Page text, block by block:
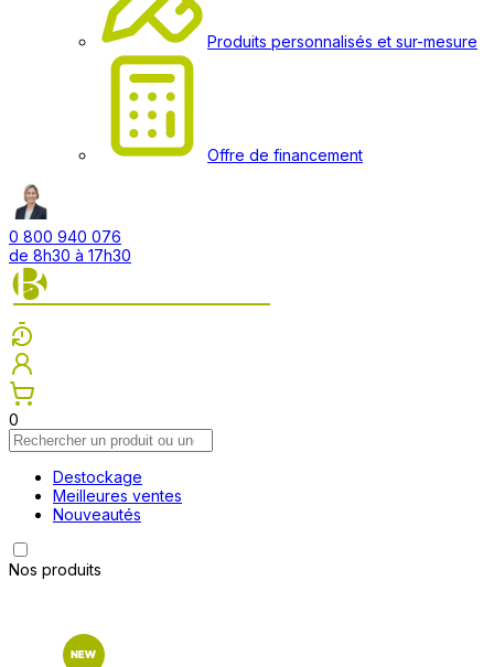
Produits personnalisés et sur-mesure
Offre de financement
0 800 940 076
de 8h30 à 17h30
0
Destockage
Meilleures ventes
Nouveautés
Nos produits